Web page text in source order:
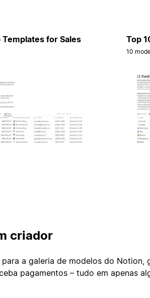
Templates for Sales
Top
10
criador
a galeria de modelos do Notion,
pagamentos – tudo em apenas